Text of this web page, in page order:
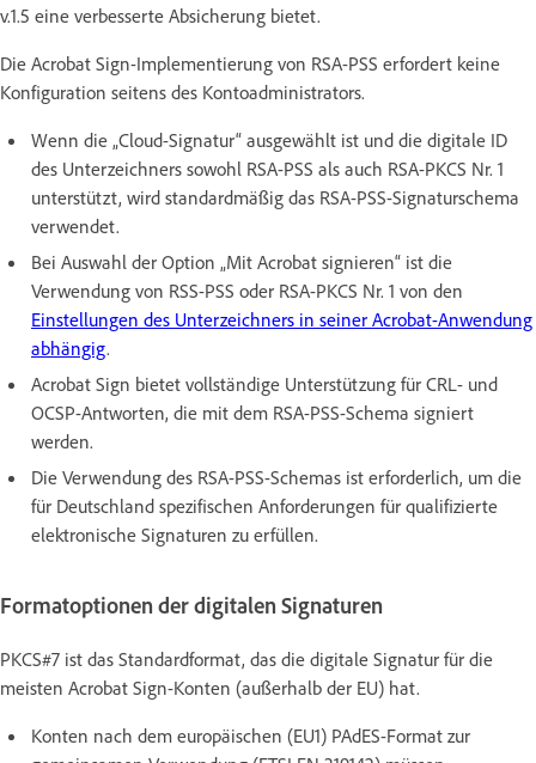
v.1.5 eine verbesserte Absicherung bietet.
Die Acrobat Sign-Implementierung von RSA-PSS erfordert keine
Konfiguration seitens des Kontoadministrators.
Wenn die „Cloud-Signatur“ ausgewählt ist und die digitale ID
des Unterzeichners sowohl RSA-PSS als auch RSA-PKCS Nr. 1
unterstützt, wird standardmäßig das RSA-PSS-Signaturschema
verwendet.
Bei Auswahl der Option „Mit Acrobat signieren“ ist die
Verwendung von RSS-PSS oder RSA-PKCS Nr. 1 von den
Einstellungen des Unterzeichners in seiner Acrobat-Anwendung
abhängig.
Acrobat Sign bietet vollständige Unterstützung für CRL- und
OCSP-Antworten, die mit dem RSA-PSS-Schema signiert
werden.
Die Verwendung des RSA-PSS-Schemas ist erforderlich, um die
für Deutschland spezifischen Anforderungen für qualifizierte
elektronische Signaturen zu erfüllen.
Formatoptionen der digitalen Signaturen
PKCS#7 ist das Standardformat, das die digitale Signatur für die
meisten Acrobat Sign-Konten (außerhalb der EU) hat.
Konten nach dem europäischen (EU1) PAdES-Format zur